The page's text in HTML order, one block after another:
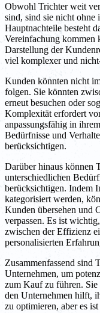
Obwohl Trichter weit
sind, sind sie nicht ohne
Hauptnachteile besteht
Vereinfachung kommen
Darstellung der
viel komplexer und
Kunden könnten nicht
folgen. Sie könnten
erneut besuchen oder
Komplexität erfordert
anpassungsfähig in
Bedürfnisse und
berücksichtigen.
Darüber hinaus können
unterschiedlichen
berücksichtigen. Indem
kategorisiert werden,
Kunden übersehen und
verpassen. Es ist
zwischen der Effizienz
personalisierten
Zusammenfassend sind
Unternehmen, um
zum Kauf zu führen. Sie
den Unternehmen hilft,
zu optimieren, aber es